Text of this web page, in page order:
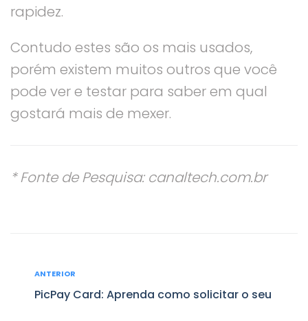
rapidez.
Contudo estes são os mais usados,
porém existem muitos outros que você
pode ver e testar para saber em qual
gostará mais de mexer.
* Fonte de Pesquisa: canaltech.com.br
Navegação
Anterior
ANTERIOR
PicPay Card: Aprenda como solicitar o seu